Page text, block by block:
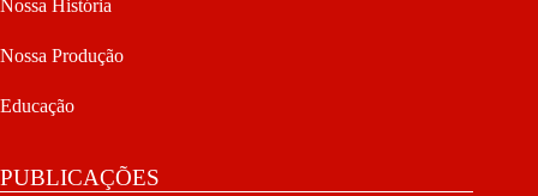
Nossa História
Nossa Produção
Educação
PUBLICAÇÕES